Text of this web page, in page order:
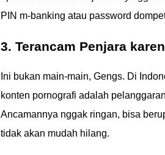
PIN m-banking atau password
3. Terancam Penjara
Ini bukan main-main, Gengs. Di
konten pornografi adalah
Ancamannya nggak ringan, bisa
tidak akan mudah hilang.